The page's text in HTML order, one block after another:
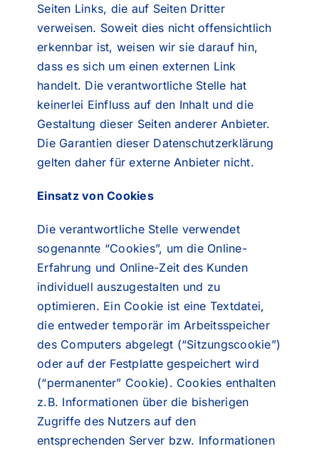
Seiten Links, die auf Seiten Dritter
verweisen. Soweit dies nicht offensichtlich
erkennbar ist, weisen wir sie darauf hin,
dass es sich um einen externen Link
handelt. Die verantwortliche Stelle hat
keinerlei Einfluss auf den Inhalt und die
Gestaltung dieser Seiten anderer Anbieter.
Die Garantien dieser Datenschutzerklärung
gelten daher für externe Anbieter nicht.
Einsatz von Cookies
Die verantwortliche Stelle verwendet
sogenannte “Cookies”, um die Online-
Erfahrung und Online-Zeit des Kunden
individuell auszugestalten und zu
optimieren. Ein Cookie ist eine Textdatei,
die entweder temporär im Arbeitsspeicher
des Computers abgelegt (“Sitzungscookie”)
oder auf der Festplatte gespeichert wird
(“permanenter” Cookie). Cookies enthalten
z.B. Informationen über die bisherigen
Zugriffe des Nutzers auf den
entsprechenden Server bzw. Informationen